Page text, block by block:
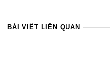
BÀI VIẾT LIÊN QUAN